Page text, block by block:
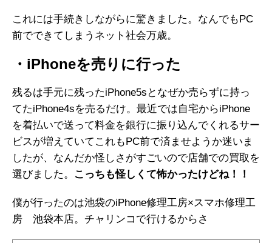
これには手続きしながらに驚きました。なんでもPC
前でできてしまうネット社会万歳。
・iPhoneを売りに行った
残るは手元に残ったiPhone5sとなぜか売らずに持っ
てたiPhone4sを売るだけ。最近では自宅からiPhone
を着払いで送って料金を銀行に振り込んでくれるサー
ビスが増えていてこれもPC前で済ませようか迷いま
したが、なんだか怪しさがすごいので店舗での買取を
選びました。
こっちも怪しくて怖かったけどね！！
僕が行ったのは池袋のiPhone修理工房×スマホ修理工
房 池袋本店。チャリンコで行けるからさ